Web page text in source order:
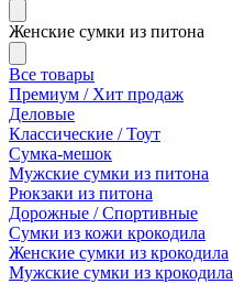
Женские сумки из питона
Все товары
Премиум / Хит продаж
Деловые
Классические / Тоут
Сумка-мешок
Мужские сумки из питона
Рюкзаки из питона
Дорожные / Спортивные
Сумки из кожи крокодила
Женские сумки из крокодила
Мужские сумки из крокодила